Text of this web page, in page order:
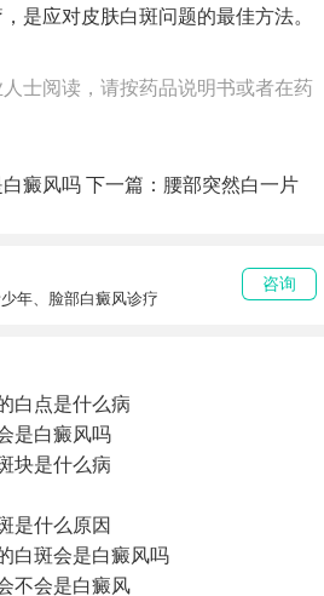
是应对皮肤白斑问题的最佳方法。
士阅读，请按药品说明书或者在药
癜风吗 下一篇： 腰部突然白一片
年、脸部白癜风诊疗
咨询
白点是什么病
是白癜风吗
块是什么病
是什么原因
白斑会是白癜风吗
不会是白癜风